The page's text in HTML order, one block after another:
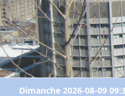
Dimanche 2026-08-09